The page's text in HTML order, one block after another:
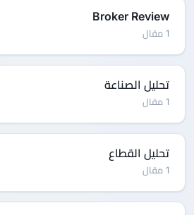
Broker Review
1 مقال
تحليل الصناعة
1 مقال
تحليل القطاع
1 مقال